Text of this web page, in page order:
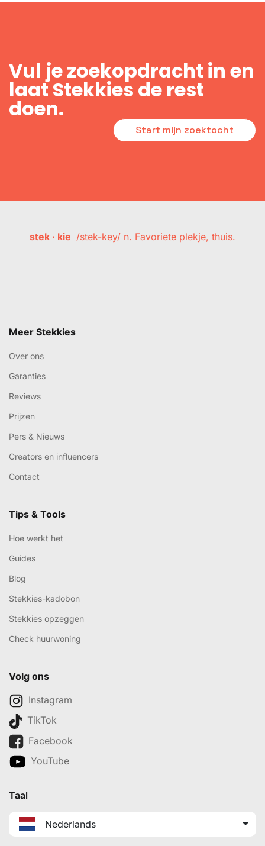
Vul je zoekopdracht in en
laat Stekkies de rest
doen.
Start mijn zoektocht
stek · kie /stek-key/ n. Favoriete plekje, thuis.
Meer Stekkies
Over ons
Garanties
Reviews
Prijzen
Pers & Nieuws
Creators en influencers
Contact
Tips & Tools
Hoe werkt het
Guides
Blog
Stekkies-kadobon
Stekkies opzeggen
Check huurwoning
Volg ons
Instagram
TikTok
Facebook
YouTube
Taal
Nederlands